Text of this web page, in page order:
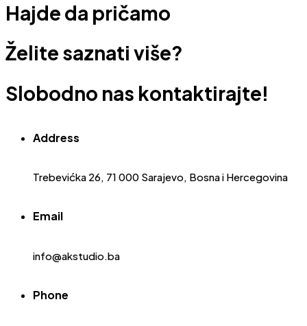
Hajde da pričamo
Želite saznati više?
Slobodno nas kontaktirajte!
Address
Trebevićka 26, 71 000 Sarajevo, Bosna i Hercegovina
Email
info@akstudio.ba
Phone